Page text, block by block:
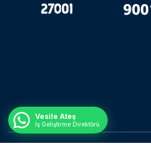
Vesile Ateş
İş Geliştirme Direktörü